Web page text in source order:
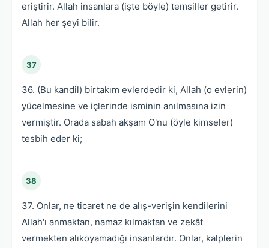
eriştirir. Allah insanlara (işte böyle) temsiller getirir.
Allah her şeyi bilir.
37
36. (Bu kandil) birtakım evlerdedir ki, Allah (o evlerin)
yücelmesine ve içlerinde isminin anılmasına izin
vermiştir. Orada sabah akşam O'nu (öyle kimseler)
tesbih eder ki;
38
37. Onlar, ne ticaret ne de alış-verişin kendilerini
Allah'ı anmaktan, namaz kılmaktan ve zekât
vermekten alıkoyamadığı insanlardır. Onlar, kalplerin